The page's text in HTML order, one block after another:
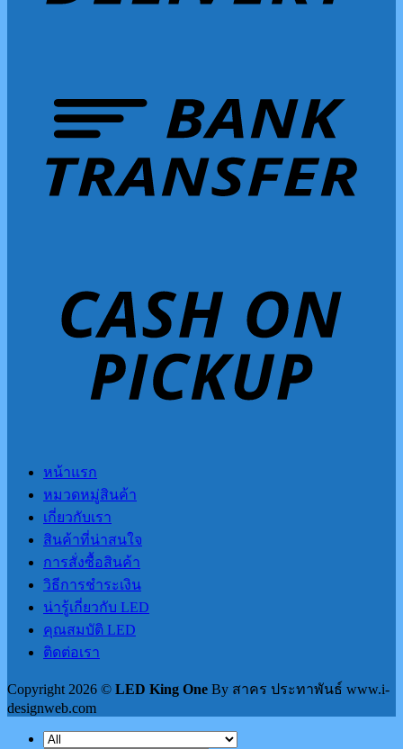
หน้าแรก
หมวดหมู่สินค้า
เกี่ยวกับเรา
สินค้าที่น่าสนใจ
การสั่งซื้อสินค้า
วิธีการชำระเงิน
น่ารู้เกี่ยวกับ LED
คุณสมบัติ LED
ติดต่อเรา
Copyright 2026 © LED King One By สาคร ประทาพันธ์ www.i-
designweb.com